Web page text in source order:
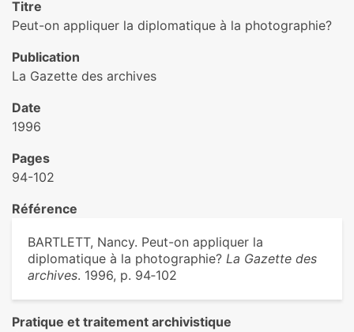
Titre
Peut-on appliquer la diplomatique à la photographie?
Publication
La Gazette des archives
Date
1996
Pages
94-102
Référence
BARTLETT, Nancy. Peut-on appliquer la
diplomatique à la photographie? La Gazette des
archives. 1996, p. 94‑102
Pratique et traitement archivistique